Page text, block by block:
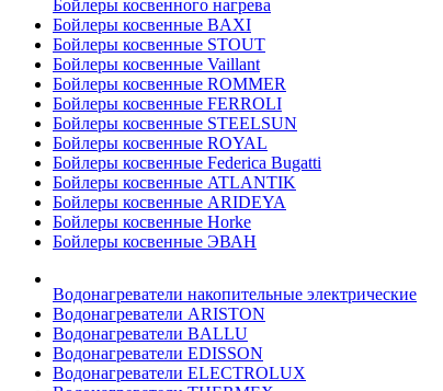
Бойлеры косвенного нагрева
Бойлеры косвенные BAXI
Бойлеры косвенные STOUT
Бойлеры косвенные Vaillant
Бойлеры косвенные ROMMER
Бойлеры косвенные FERROLI
Бойлеры косвенные STEELSUN
Бойлеры косвенные ROYAL
Бойлеры косвенные Federica Bugatti
Бойлеры косвенные ATLANTIK
Бойлеры косвенные ARIDEYA
Бойлеры косвенные Horke
Бойлеры косвенные ЭВАН
Водонагреватели накопительные электрические
Водонагреватели ARISTON
Водонагреватели BALLU
Водонагреватели EDISSON
Водонагреватели ELECTROLUX